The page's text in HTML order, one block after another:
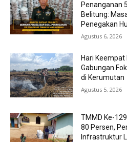
Penanganan
Belitung:
Penegakan
Agustus 6, 2026
Hari
Gabungan
di Kerumutan
Agustus 5, 2026
TMMD Ke-
80 Persen,
Infrastruktur